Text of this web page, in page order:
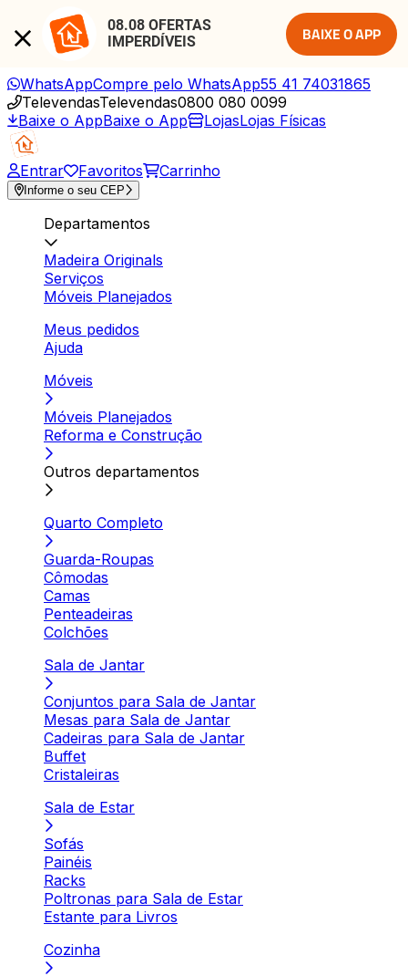
08.08 OFERTAS
IMPERDÍVEIS
BAIXE O APP
WhatsAppCompre pelo WhatsApp55 41 74031865
TelevendasTelevendas0800 080 0099
Baixe o AppBaixe o App LojasLojas Físicas
Entrar Favoritos Carrinho
Informe o seu CEP
Departamentos
Madeira Originals
Serviços
Móveis Planejados
Meus pedidos
Ajuda
Móveis
Móveis Planejados
Reforma e Construção
Outros departamentos
Quarto Completo
Guarda-Roupas
Cômodas
Camas
Penteadeiras
Colchões
Sala de Jantar
Conjuntos para Sala de Jantar
Mesas para Sala de Jantar
Cadeiras para Sala de Jantar
Buffet
Cristaleiras
Sala de Estar
Sofás
Painéis
Racks
Poltronas para Sala de Estar
Estante para Livros
Cozinha